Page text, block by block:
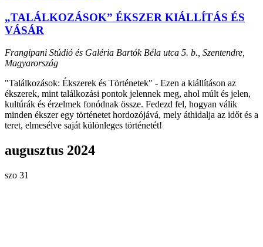
„TALÁLKOZÁSOK” ÉKSZER KIÁLLÍTÁS ÉS
VÁSÁR
Frangipani Stúdió és Galéria Bartók Béla utca 5. b., Szentendre,
Magyarország
"Találkozások: Ékszerek és Történetek" - Ezen a kiállításon az
ékszerek, mint találkozási pontok jelennek meg, ahol múlt és jelen,
kultúrák és érzelmek fonódnak össze. Fedezd fel, hogyan válik
minden ékszer egy történetet hordozójává, mely áthidalja az időt és a
teret, elmesélve saját különleges történetét!
augusztus 2024
szo 31